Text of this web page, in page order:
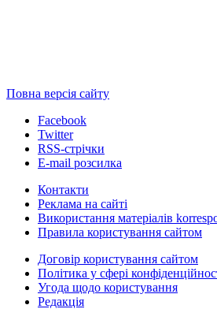
Повна версія сайту
Facebook
Twitter
RSS-стрічки
E-mail розсилка
Контакти
Реклама на сайті
Використання матеріалів
Правила користування сайтом
Договір користування сайтом
Політика у сфері
Угода щодо користування
Редакція